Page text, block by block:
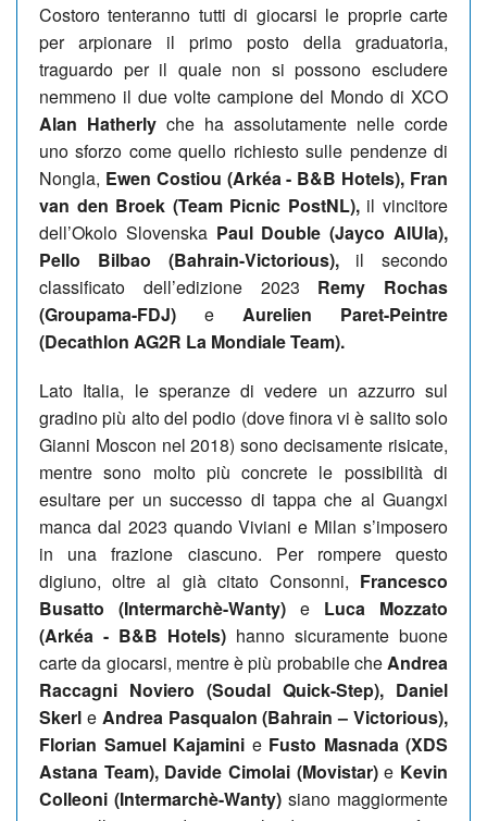
Costoro tenteranno tutti di giocarsi le proprie carte
per arpionare il primo posto della graduatoria,
traguardo per il quale non si possono escludere
nemmeno il due volte campione del Mondo di XCO
Alan Hatherly che ha assolutamente nelle corde
uno sforzo come quello richiesto sulle pendenze di
Nongla, Ewen Costiou (Arkéa - B&B Hotels), Fran
van den Broek (Team Picnic PostNL), il vincitore
dell’Okolo Slovenska Paul Double (Jayco AlUla),
Pello Bilbao (Bahrain-Victorious),il secondo
classificato dell’edizione 2023 Remy Rochas
(Groupama-FDJ) e Aurelien Paret-Peintre
(Decathlon AG2R La Mondiale Team).
Lato Italia, le speranze di vedere un azzurro sul
gradino più alto del podio (dove finora vi è salito solo
Gianni Moscon nel 2018) sono decisamente risicate,
mentre sono molto più concrete le possibilità di
esultare per un successo di tappa che al Guangxi
manca dal 2023 quando Viviani e Milan s’imposero
in una frazione ciascuno. Per rompere questo
digiuno, oltre al già citato Consonni, Francesco
Busatto (Intermarchè-Wanty) e Luca Mozzato
(Arkéa - B&B Hotels) hanno sicuramente buone
carte da giocarsi, mentre è più probabile cheAndrea
Raccagni Noviero (Soudal Quick-Step), Daniel
Skerl eAndrea Pasqualon (Bahrain – Victorious),
Florian Samuel Kajamini eFusto Masnada (XDS
Astana Team), Davide Cimolai (Movistar)e Kevin
Colleoni (Intermarchè-Wanty) siano maggiormente